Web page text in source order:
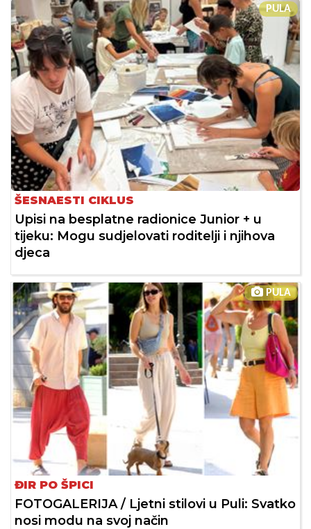
PULA
ŠESNAESTI CIKLUS
Upisi na besplatne radionice Junior + u
tijeku: Mogu sudjelovati roditelji i njihova
djeca
PULA
ĐIR PO ŠPICI
FOTOGALERIJA / Ljetni stilovi u Puli: Svatko
nosi modu na svoj način